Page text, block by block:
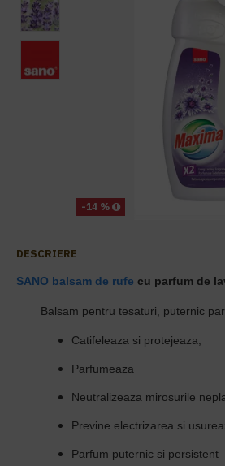
-14 %
DESCRIERE
SANO balsam de rufe cu parfum de
Balsam pentru tesaturi, puternic
Catifeleaza si protejeaza,
Parfumeaza
Neutralizeaza mirosurile
Previne electrizarea si
Parfum puternic si persistent